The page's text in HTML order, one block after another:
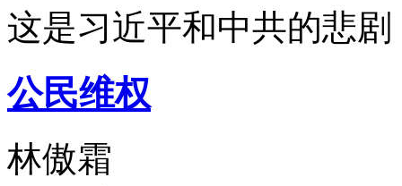
这是习近平和中共的悲
公民维权
林傲霜